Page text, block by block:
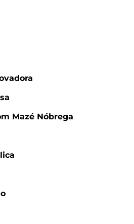
Mazé Nóbrega